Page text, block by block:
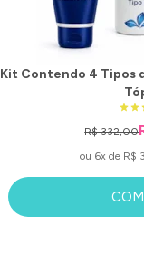
Kit Contendo 4 Tipos
R$ 332,00
ou 6x de R$